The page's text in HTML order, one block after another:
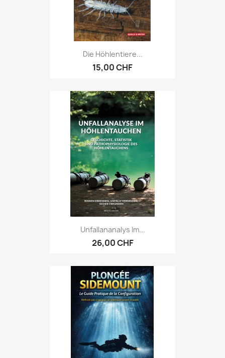
Die Höhlentiere...
15,00 CHF
Unfallananalys Im...
26,00 CHF